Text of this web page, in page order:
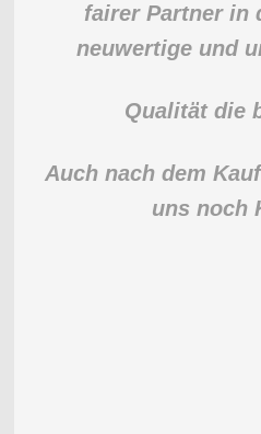
fairer Partner in
neuwertige und
Qualität die
Auch nach dem
uns noch